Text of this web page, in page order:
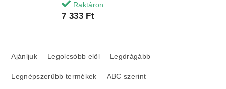
Raktáron
7 333 Ft
e
m
Ajánljuk Legolcsóbb elöl Legdrágább
Legnépszerűbb termékek ABC szerint